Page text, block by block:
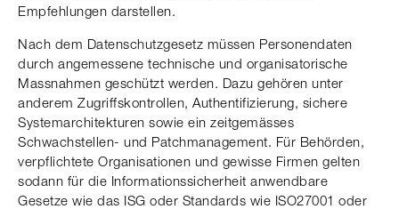
Empfehlungen darstellen.
Nach dem Datenschutzgesetz müssen Personendaten
durch angemessene technische und organisatorische
Massnahmen geschützt werden. Dazu gehören unter
anderem Zugriffskontrollen, Authentifizierung, sichere
Systemarchitekturen sowie ein zeitgemässes
Schwachstellen- und Patchmanagement. Für Behörden,
verpflichtete Organisationen und gewisse Firmen gelten
sodann für die Informationssicherheit anwendbare
Gesetze wie das ISG oder Standards wie ISO27001 oder